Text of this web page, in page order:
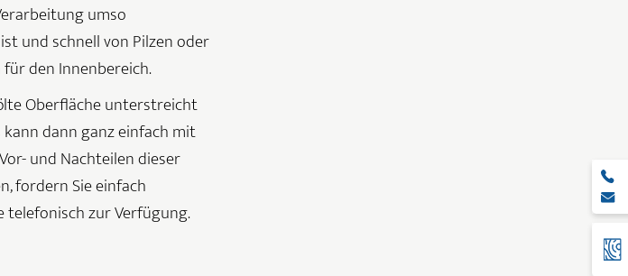
umso
und schnell von Pilzen oder
den Innenbereich.
Oberfläche unterstreicht
dann ganz einfach mit
und Nachteilen dieser
fordern Sie einfach
telefonisch zur Verfügung.